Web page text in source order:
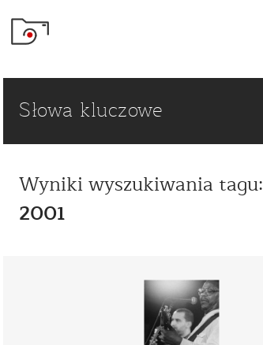
Słowa kluczowe
Wyniki wyszukiwania tagu:
2001